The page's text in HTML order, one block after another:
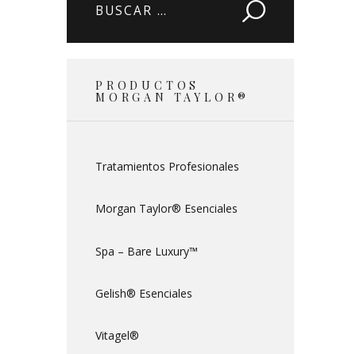
Buscar:
PRODUCTOS
MORGAN TAYLOR®
Tratamientos Profesionales
Morgan Taylor® Esenciales
Spa – Bare Luxury™
Gelish® Esenciales
Vitagel®